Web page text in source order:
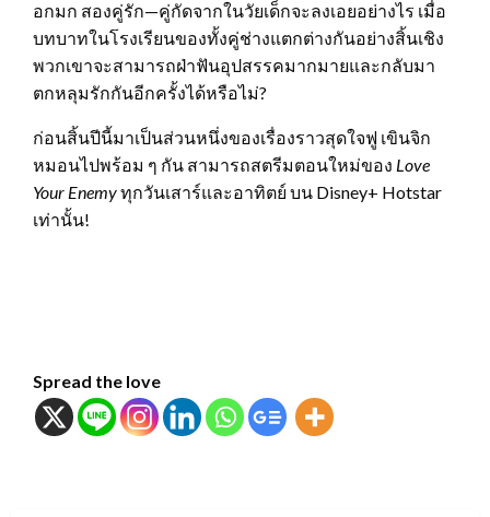
อกมก สองคู่รัก—คู่กัดจากในวัยเด็กจะลงเอยอย่างไร เมื่อ
บทบาทในโรงเรียนของทั้งคู่ช่างแตกต่างกันอย่างสิ้นเชิง
พวกเขาจะสามารถฝ่าฟันอุปสรรคมากมายและกลับมา
ตกหลุมรักกันอีกครั้งได้หรือไม่?
ก่อนสิ้นปีนี้มาเป็นส่วนหนึ่งของเรื่องราวสุดใจฟู เขินจิก
หมอนไปพร้อม ๆ กัน สามารถสตรีมตอนใหม่ของ Love
Your Enemyทุกวันเสาร์และอาทิตย์ บน Disney+ Hotstar
เท่านั้น!
Spread the love